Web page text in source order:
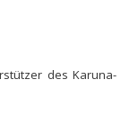
des Karuna-